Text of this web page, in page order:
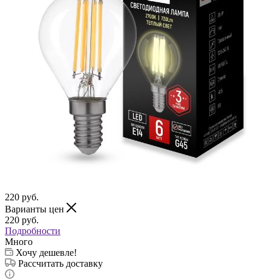
220 руб.
Варианты цен
220 руб.
Подробности
Много
Хочу дешевле!
Рассчитать доставку